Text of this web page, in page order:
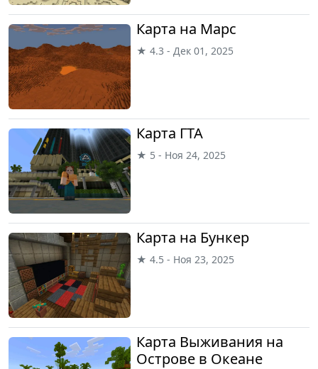
Карта на Марс
★ 4.3 - Дек 01, 2025
Карта ГТА
★ 5 - Ноя 24, 2025
Карта на Бункер
★ 4.5 - Ноя 23, 2025
Карта Выживания на
Острове в Океане